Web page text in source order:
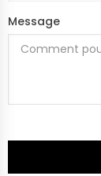
Message